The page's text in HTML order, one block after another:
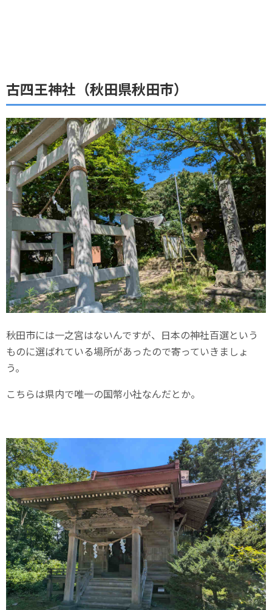
古四王神社（秋田県秋田市）
秋田市には一之宮はないんですが、日本の神社百選という
ものに選ばれている場所があったので寄っていきましょ
う。
こちらは県内で唯一の国幣小社なんだとか。